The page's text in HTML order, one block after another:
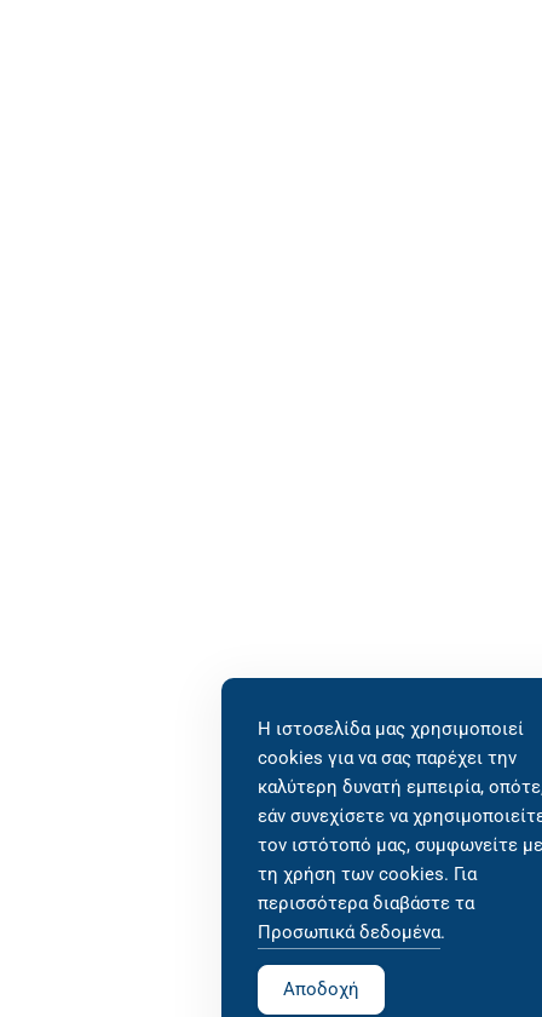
Η ιστοσελίδα μας χρησιμοποιεί
cookies για να σας παρέχει την
καλύτερη δυνατή εμπειρία,
εάν συνεχίσετε να
τον ιστότοπό μας, συμφωνείτε με
τη χρήση των cookies. Για
περισσότερα διαβάστε τα
Προσωπικά δεδομένα.
Αποδοχή